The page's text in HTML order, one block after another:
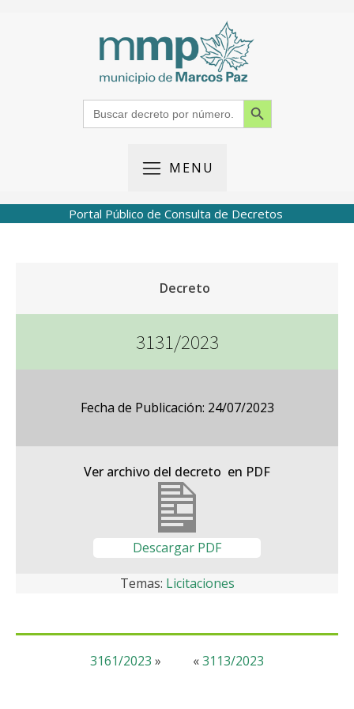
Search
for:
Search Button
MENU
Portal Público de Consulta de Decretos
Decreto
3131/2023
Fecha de Publicación: 24/07/2023
Ver archivo del decreto en PDF
Descargar PDF
Temas: Licitaciones
«3113/2023
3161/2023 »